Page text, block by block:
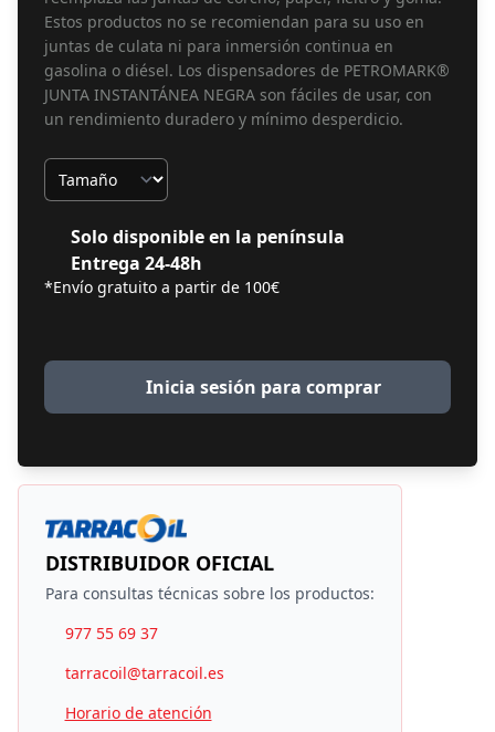
Estos productos no se recomiendan para su uso en
juntas de culata ni para inmersión continua en
gasolina o diésel. Los dispensadores de PETROMARK®
JUNTA INSTANTÁNEA NEGRA son fáciles de usar, con
un rendimiento duradero y mínimo desperdicio.
Tamaño
Solo disponible en la península
Entrega 24-48h
*Envío gratuito a partir de 100€
Inicia sesión para comprar
DISTRIBUIDOR OFICIAL
Para consultas técnicas sobre los productos:
977 55 69 37
tarracoil@tarracoil.es
Horario de atención